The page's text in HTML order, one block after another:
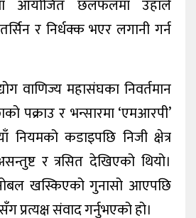
आयोजित छलफलमा उहाँले
र निर्धक्क भएर लगानी गर्न
वाणिज्य महासंघका निवर्तमान
पक्राउ र भन्सारमा ‘एमआरपी’
नियमको कडाइपछि निजी क्षेत्र
र त्रसित देखिएको थियो।
खस्किएको गुनासो आएपछि
प्रत्यक्ष संवाद गर्नुभएको हो।